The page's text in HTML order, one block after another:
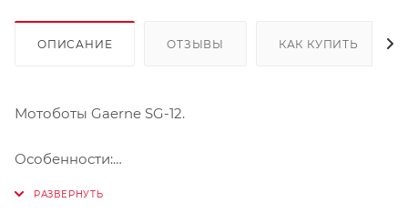
ОПИСАНИЕ ОТЗЫВЫ КАК КУПИТЬ
Мотоботы Gaerne SG-12.
Особенности: